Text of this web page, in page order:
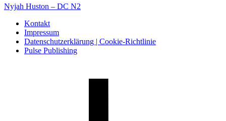
Nyjah Huston – DC N2
Kontakt
Impressum
Datenschutzerklärung | Cookie-Richtlinie
Pulse Publishing